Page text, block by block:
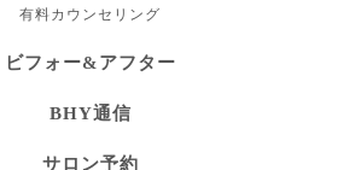
有料カウンセリング
ビフォー&アフター
BHY通信
サロン予約